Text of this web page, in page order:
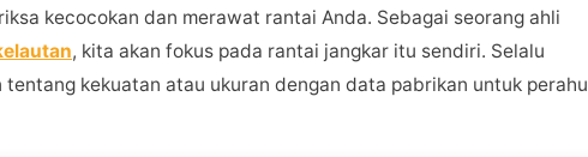
kecocokan dan merawat rantai Anda. Sebagai seorang ahli
, kita akan fokus pada rantai jangkar itu sendiri. Selalu
kekuatan atau ukuran dengan data pabrikan untuk perahu